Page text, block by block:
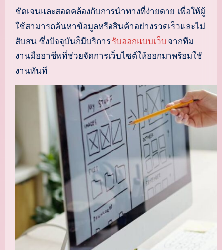
ชัดเจนและสอดคล้องกับการนำทางที่ง่ายดาย เพื่อให้ผู้
ใช้สามารถค้นหาข้อมูลหรือสินค้าอย่างรวดเร็วและไม่
สับสน ซึ่งปัจจุบันก็มีบริการ รับออกแบบเว็บ จากทีม
งานมืออาชีพที่ช่วยจัดการเว็บไซต์ให้ออกมาพร้อมใช้
งานทันที